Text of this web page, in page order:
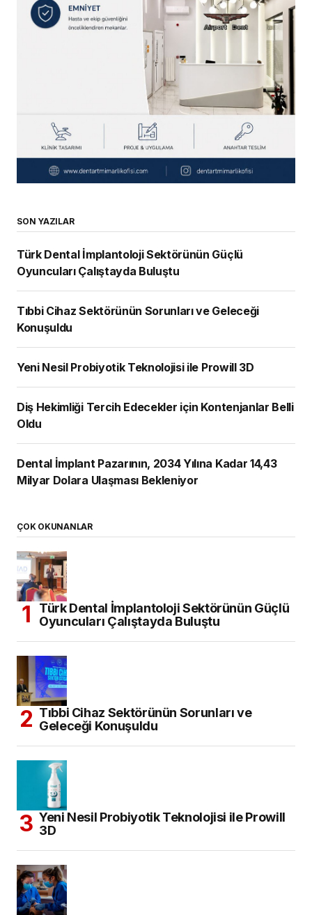
SON YAZILAR
Türk Dental İmplantoloji Sektörünün Güçlü
Oyuncuları Çalıştayda Buluştu
Tıbbi Cihaz Sektörünün Sorunları ve Geleceği
Konuşuldu
Yeni Nesil Probiyotik Teknolojisi ile Prowill 3D
Diş Hekimliği Tercih Edecekler için Kontenjanlar Belli
Oldu
Dental İmplant Pazarının, 2034 Yılına Kadar 14,43
Milyar Dolara Ulaşması Bekleniyor
ÇOK OKUNANLAR
Türk Dental İmplantoloji Sektörünün Güçlü
Oyuncuları Çalıştayda Buluştu
Tıbbi Cihaz Sektörünün Sorunları ve
Geleceği Konuşuldu
Yeni Nesil Probiyotik Teknolojisi ile Prowill
3D